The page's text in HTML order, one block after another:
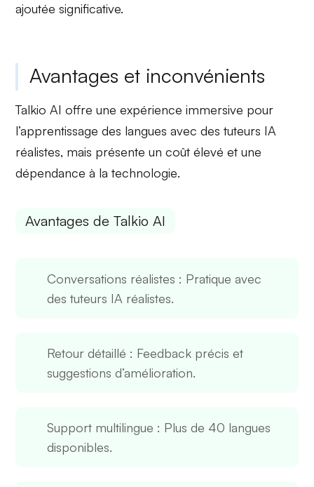
ajoutée significative.
Avantages et inconvénients
Talkio AI offre uneexpérience immersive pour
l’apprentissage des langues avec des tuteurs IA
réalistes, mais présente uncoût élevé et une
dépendance à la technologie.
Avantages de Talkio AI
Conversations réalistes : Pratique avec
des tuteurs IA réalistes.
Retour détaillé : Feedback précis et
suggestions d’amélioration.
Support multilingue : Plus de 40 langues
disponibles.